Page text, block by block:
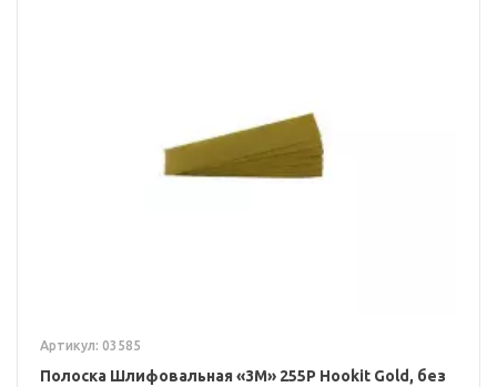
Артикул: 03585
Полоска Шлифовальная «3M» 255P Hookit Gold, без